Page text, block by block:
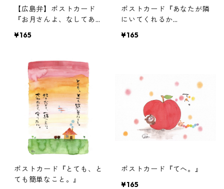
【広島弁】ポストカード
『お月さんよ、なしてあん
¥165
ポストカード『あなたが隣
にいてくれるか
¥165
ポストカード『とても、と
ても簡単なこと。』
ポストカード『てへ。』
¥165